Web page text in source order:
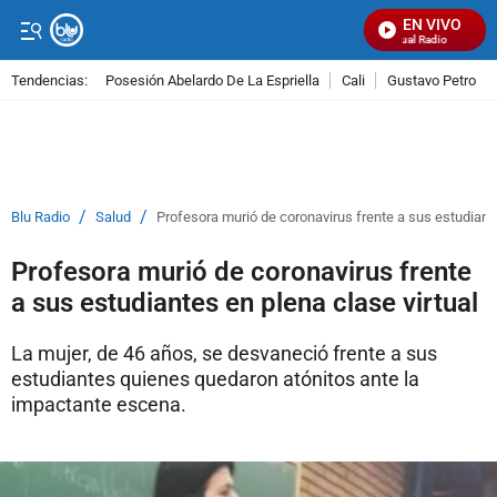
EN VIVO
Señal Visual Radio
Tendencias: Posesión Abelardo De La Espriella Cali Gustavo Petro
Blu Radio / Salud / Profesora murió de coronavirus frente a sus
Profesora murió de coronavirus frente
a sus estudiantes en plena clase virtual
La mujer, de 46 años, se desvaneció frente a sus
estudiantes quienes quedaron atónitos ante la
impactante escena.